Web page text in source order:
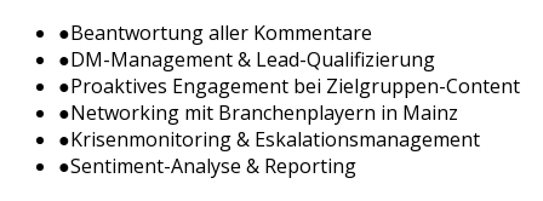
●Beantwortung aller Kommentare
●DM-Management & Lead-Qualifizierung
●Proaktives Engagement bei Zielgruppen-Content
●Networking mit Branchenplayern in Mainz
●Krisenmonitoring & Eskalationsmanagement
●Sentiment-Analyse & Reporting